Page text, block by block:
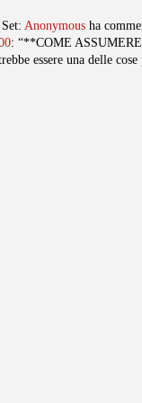
Anonymous ha
: “**COME
essere una delle